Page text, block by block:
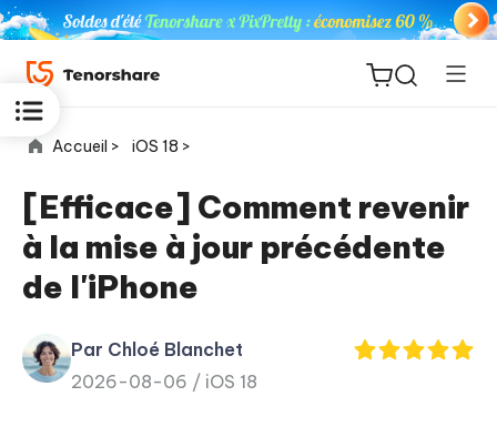
ReiBoot
for iOS
PDNob
PDF
New
Accueil > iOS 18 >
[Efficace] Comment revenir
à la mise à jour précédente
de l'iPhone
Par Chloé Blanchet
2026-08-06 / iOS 18